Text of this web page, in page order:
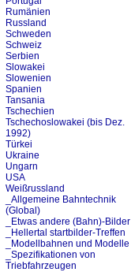
Rumänien
Russland
Schweden
Schweiz
Serbien
Slowakei
Slowenien
Spanien
Tansania
Tschechien
Tschechoslowakei (bis Dez.
1992)
Türkei
Ukraine
Ungarn
USA
Weißrussland
_Allgemeine Bahntechnik
(Global)
_Etwas andere (Bahn)-Bilder
_Hellertal startbilder-Treffen
_Modellbahnen und Modelle
_Spezifikationen von
Triebfahrzeugen